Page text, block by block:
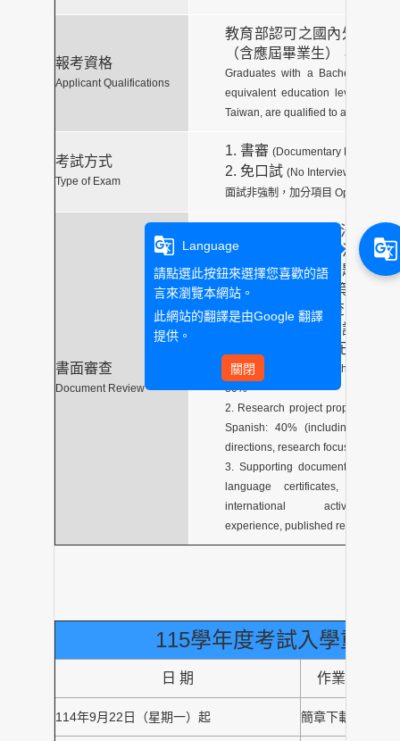
報考資格
Applicant Qualifications
教育部認可之國內外大學
（含應屆畢業生），或具
Graduates with a Bachelor’s
equivalent education levels,
Taiwan, are qualified to apply.
考試方式
Type of Exam
1. 書審 (Documentary Review)
2. 免口試 (No Interview)|
面試非強制，加分項目 Optional for
書面審查
Document Review
1. 中、外文（英、法、德
2. 中、外文（英、法、德
學習目標、研究主題、研
展規劃及相關條件等項目）
3. 其他有利於審查之資料
檢定、證照、學程證書、
經驗、工作經驗、已發表
1. Autobiography in Chinese
30%
2. Research project proposal in
Spanish: 40% (including study
directions, research focus, future
3. Supporting documents: 30%
language certificates,
international
experience, published reports or
115學年度考試入學重要
日 期 作業項目
114年9月22日（星期一）起 簡章下載
g_translate
Language
請點選此按鈕來選擇您喜歡的語
言來瀏覽本網站。
此網站的翻譯是由Google 翻譯
提供。
關閉
g_translate